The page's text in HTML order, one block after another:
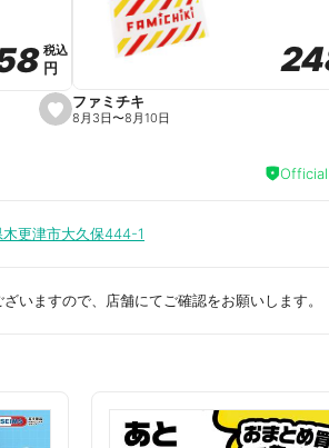
e
s
e
i
t
税込
税込
円
円
ファミチキ
8月3日〜8月10日
木更津市大久保444-1
いますので、店舗にてご確認をお願いします。